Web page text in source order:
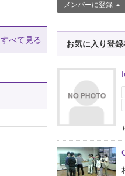
すべて見る
メンバーに登録
お気に入り登録